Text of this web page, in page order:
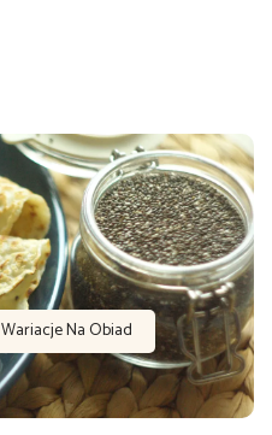
Wariacje Na Obiad